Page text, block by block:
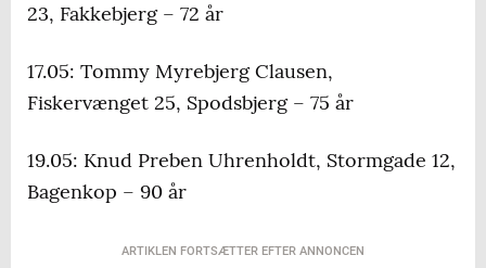
23, Fakkebjerg – 72 år
17.05: Tommy Myrebjerg Clausen,
Fiskervænget 25, Spodsbjerg – 75 år
19.05: Knud Preben Uhrenholdt, Stormgade 12,
Bagenkop – 90 år
ARTIKLEN FORTSÆTTER EFTER ANNONCEN